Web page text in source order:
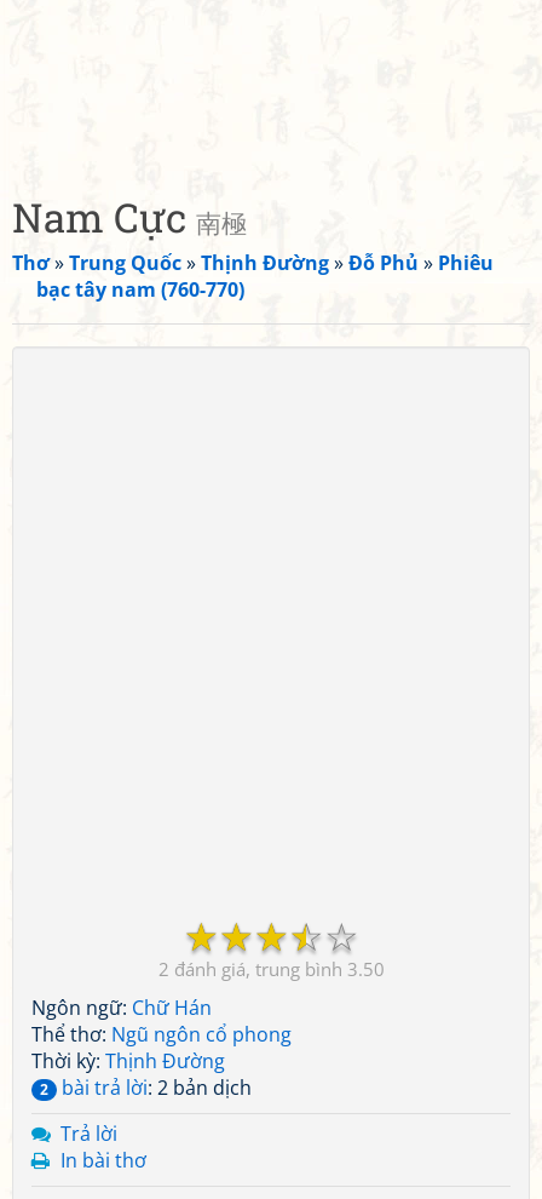
Nam Cực 南極
Thơ»Trung Quốc»Thịnh Đường»Đỗ Phủ » Phiêu
bạc tây nam (760-770)
☆
☆
☆
☆
☆
2 3.50
Ngôn ngữ: Chữ Hán
Thể thơ: Ngũ ngôn cổ phong
Thời kỳ: Thịnh Đường
2 bài trả lời: 2 bản dịch
Trả lời
In bài thơ